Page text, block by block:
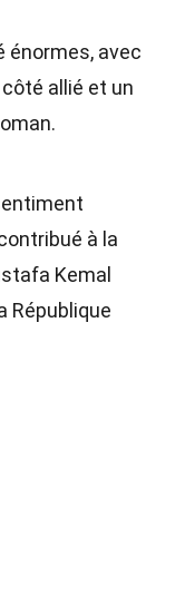
énormes, avec
allié et un
à la
Kemal
République